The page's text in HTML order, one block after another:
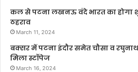
कल से पटना लखनऊ वंदे भारत का होगा
ठहराव
March 11, 2024
बक्सर में पटना इंदौर समेत चौसा व
मिला स्टॉपेज
March 16, 2024